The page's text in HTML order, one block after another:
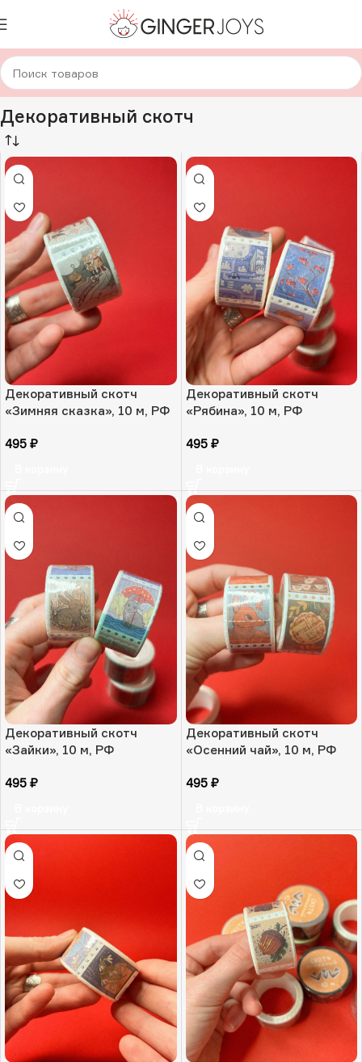
Главная Авторская канцелярия Декоративный скотч
Декоративный скотч
Декоративный скотч
«Зимняя сказка», 10 м, РФ
495 ₽
Декоративный скотч
«Рябина», 10 м, РФ
495 ₽
Декоративный скотч
«Зайки», 10 м, РФ
495 ₽
Декоративный скотч
«Осенний чай», 10 м, РФ
495 ₽